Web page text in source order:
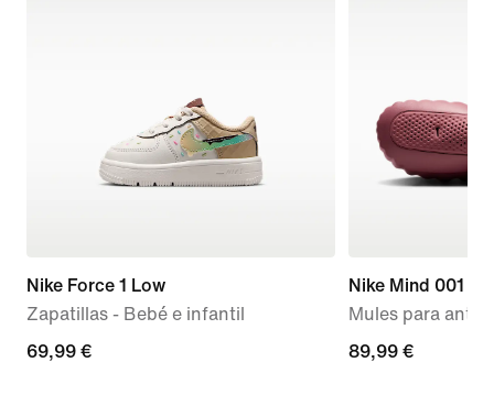
Nike Force 1 Low
Zapatillas - Bebé e infantil
69,99 €
69,99 €
Nike Mind 001
Mules para
89,99 €
89,99 €